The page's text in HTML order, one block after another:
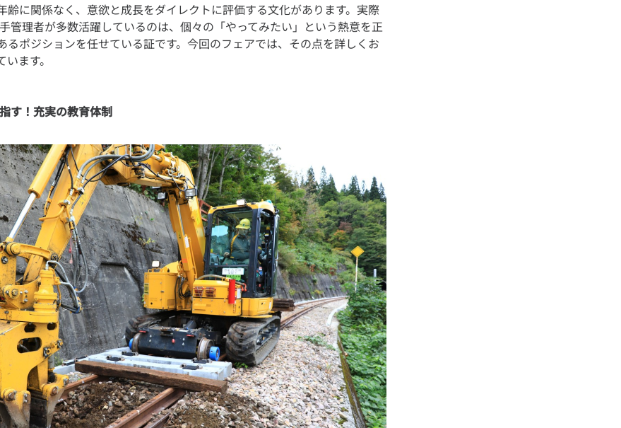
齢に関係なく、意欲と成長をダイレクトに評価する文化があります。実際
管理者が多数活躍しているのは、個々の「やってみたい」という熱意を正
るポジションを任せている証です。今回のフェアでは、その点を詳しくお
す！充実の教育体制